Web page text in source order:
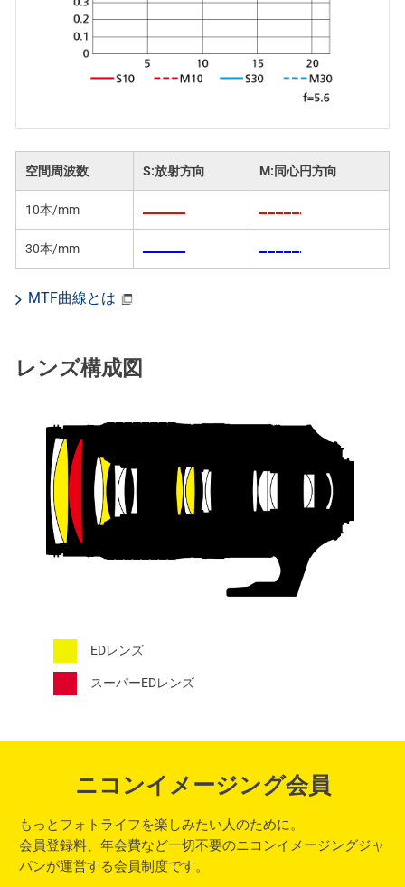
空間周波数 S:放射方向 M:同心円方向
10本/mm
30本/mm
MTF曲線とは
レンズ構成図
EDレンズ
スーパーEDレンズ
ニコンイメージング会員
もっとフォトライフを楽しみたい人のために。
会員登録料、年会費など一切不要のニコンイメージングジャ
パンが運営する会員制度です。